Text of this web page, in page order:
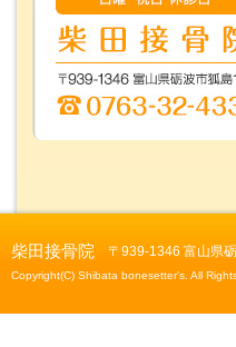
柴田接骨院 〒939-1346 富山県
Copyright(C) Shibata bonesetter's. All